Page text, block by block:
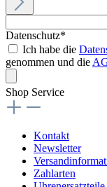
Datenschutz*
Ich habe die
genommen und die
Shop Service
Kontakt
Newsletter
Zahlarten